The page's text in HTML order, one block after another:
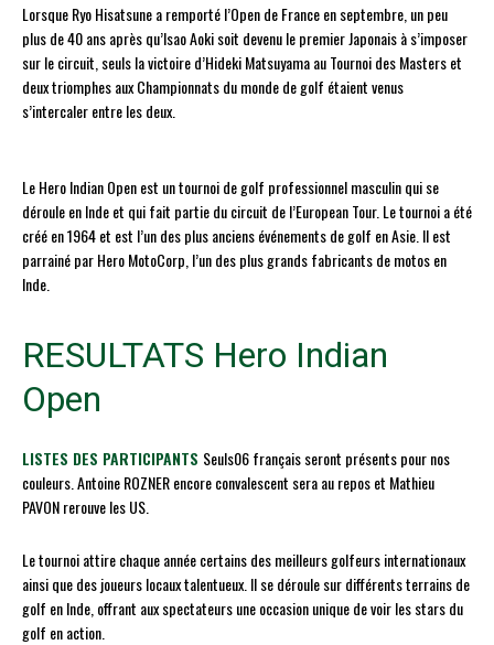
Lorsque Ryo Hisatsune a remporté l’Open de France en septembre, un peu
plus de 40 ans après qu’Isao Aoki soit devenu le premier Japonais à s’imposer
sur le circuit, seuls la victoire d’Hideki Matsuyama au Tournoi des Masters et
deux triomphes aux Championnats du monde de golf étaient venus
s’intercaler entre les deux.
Le Hero Indian Open est un tournoi de golf professionnel masculin qui se
déroule en Inde et qui fait partie du circuit de l’European Tour. Le tournoi a été
créé en 1964 et est l’un des plus anciens événements de golf en Asie. Il est
parrainé par Hero MotoCorp, l’un des plus grands fabricants de motos en
Inde.
RESULTATS Hero Indian
Open
LISTES DES PARTICIPANTS Seuls06 français seront présents pour nos
couleurs. Antoine ROZNER encore convalescent sera au repos et Mathieu
PAVON rerouve les US.
Le tournoi attire chaque année certains des meilleurs golfeurs internationaux
ainsi que des joueurs locaux talentueux. Il se déroule sur différents terrains de
golf en Inde, offrant aux spectateurs une occasion unique de voir les stars du
golf en action.